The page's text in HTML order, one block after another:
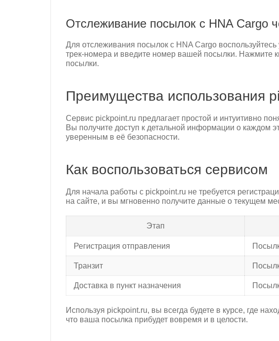
Отслеживание посылок с HNA Cargo
Для отслеживания посылок с HNA Cargo
трек-номера и введите номер вашей посылки. Нажмите
посылки.
Преимущества использования
Сервис pickpoint.ru предлагает простой и интуитивно
Вы получите доступ к детальной информации о каждом
уверенным в её безопасности.
Как воспользоваться сервисом
Для начала работы с pickpoint.ru не требуется
на сайте, и вы мгновенно получите данные о текущем
Этап
Регистрация отправления
Транзит
Доставка в пункт назначения
Используя pickpoint.ru, вы всегда будете в курсе, где
что ваша посылка прибудет вовремя и в целости.